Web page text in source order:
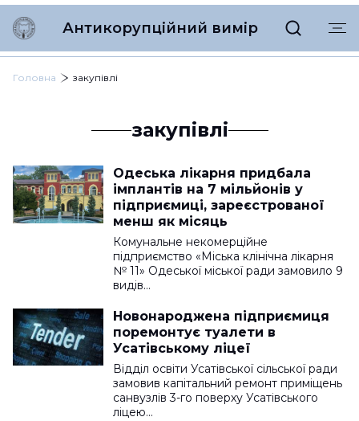
Антикорупційний вимір
Головна закупівлі
закупівлі
Одеська лікарня придбала
імплантів на 7 мільйонів у
підприємиці, зареєстрованої
менш як місяць
Комунальне некомерційне
підприємство «Міська клінічна лікарня
№ 11» Одеської міської ради замовило 9
видів…
Новонароджена підприємиця
поремонтує туалети в
Усатівському ліцеї
Відділ освіти Усатівської сільської ради
замовив капітальний ремонт приміщень
санвузлів 3-го поверху Усатівського
ліцею…